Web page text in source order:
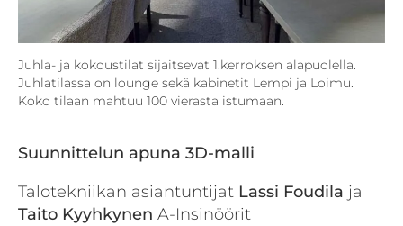
Juhla- ja kokoustilat sijaitsevat 1.kerroksen alapuolella.
Juhlatilassa on lounge sekä kabinetit Lempi ja Loimu.
Koko tilaan mahtuu 100 vierasta istumaan.
Suunnittelun apuna 3D-malli
Talotekniikan asiantuntijat Lassi Foudila ja
Taito Kyyhkynen A-Insinöörit